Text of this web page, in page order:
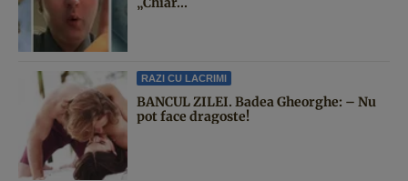
RAZI CU LACRIMI
BANCUL ZILEI. Badea Gheorghe: – Nu
pot face dragoste!